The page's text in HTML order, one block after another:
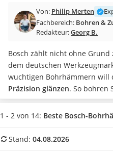
Split-Klimaanlage 2 Innengeräte
Pelletofen
Bohrmaschine
Fliesenschneider
Hochdruckreiniger
Doppelschleifer
Überwachungskamera
Benzinrasenmäher mit
Akku-Laubsauger
Multimeter
Von: Philip Merten
Fachbereich: Bohren &
Redakteur:Georg B.
Bosch zählt nicht ohne
dem deutschen
wuchtigen Bohrhämmern will
Präzision glänzen. So bohren
Wählen Sie jetzt aus der
Vergleichstabelle ein Gerät
Ansonsten kann aber ein
1 - 2 von 14: Beste Bosch-
Stand: 04.08.2026